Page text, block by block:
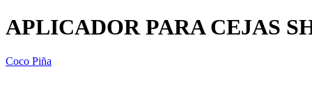
APLICADOR PARA CEJAS
Coco Piña